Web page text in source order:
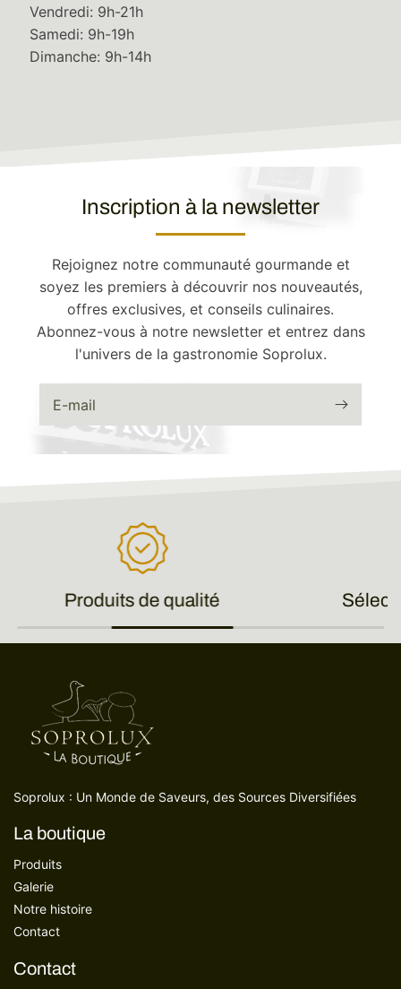
Vendredi: 9h-21h
Samedi: 9h-19h
Dimanche: 9h-14h
Inscription à la newsletter
Rejoignez notre communauté gourmande et
soyez les premiers à découvrir nos nouveautés,
offres exclusives, et conseils culinaires.
Abonnez-vous à notre newsletter et entrez dans
l'univers de la gastronomie Soprolux.
E-mail
Produits de qualité
Soprolux : Un Monde de Saveurs, des Sources Diversifiées
La boutique
Produits
Galerie
Notre histoire
Contact
Contact